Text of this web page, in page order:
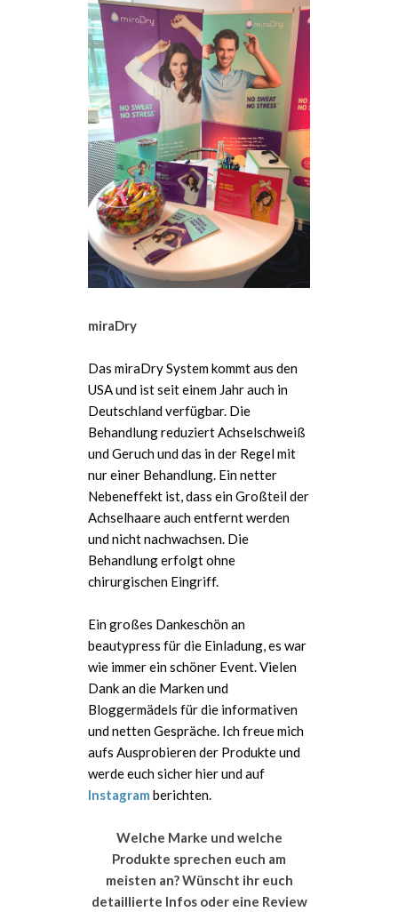
miraDry
Das miraDry System kommt aus den
USA und ist seit einem Jahr auch in
Deutschland verfügbar. Die
Behandlung reduziert Achselschweiß
und Geruch und das in der Regel mit
nur einer Behandlung. Ein netter
Nebeneffekt ist, dass ein Großteil der
Achselhaare auch entfernt werden
und nicht nachwachsen. Die
Behandlung erfolgt ohne
chirurgischen Eingriff.
Ein großes Dankeschön an
beautypress für die Einladung, es war
wie immer ein schöner Event. Vielen
Dank an die Marken und
Bloggermädels für die informativen
und netten Gespräche. Ich freue mich
aufs Ausprobieren der Produkte und
werde euch sicher hier und auf
Instagram berichten.
Welche Marke und welche
Produkte sprechen euch am
meisten an? Wünscht ihr euch
detaillierte Infos oder eine Review